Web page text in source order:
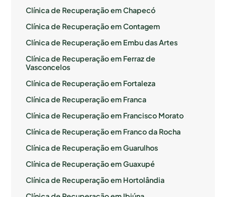
Clínica de Recuperação em Chapecó
Clínica de Recuperação em Contagem
Clínica de Recuperação em Embu das Artes
Clínica de Recuperação em Ferraz de
Vasconcelos
Clínica de Recuperação em Fortaleza
Clínica de Recuperação em Franca
Clínica de Recuperação em Francisco Morato
Clínica de Recuperação em Franco da Rocha
Clínica de Recuperação em Guarulhos
Clínica de Recuperação em Guaxupé
Clínica de Recuperação em Hortolândia